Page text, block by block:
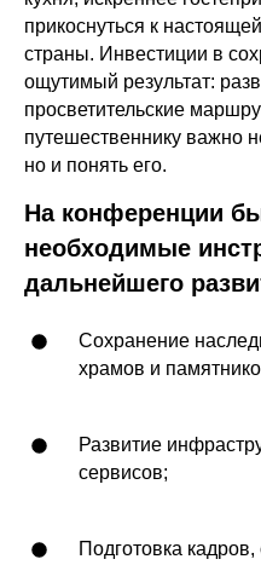
прикоснуться к
страны. Инвестиции в
ощутимый результат:
просветительские
путешественнику важно
но и понять его.
На конференции
необходимые
дальнейшего
Сохранение
храмов и
Развитие
сервисов;
Подготовка